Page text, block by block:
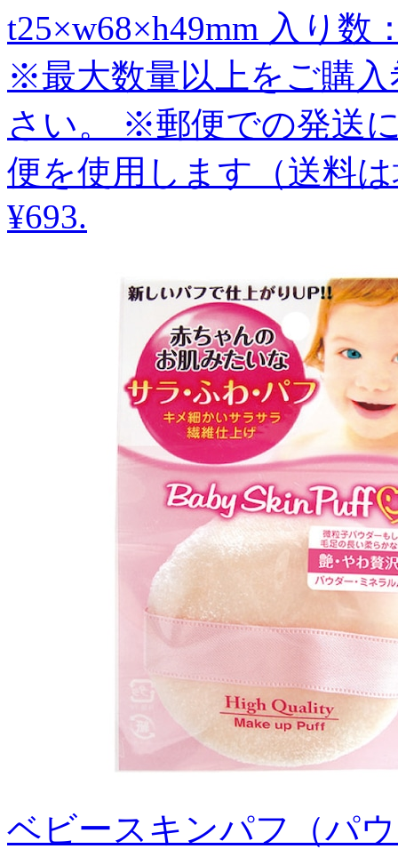
t25×w68×h49mm 入り数
※最大数量以上をご購
さい。 ※郵便での発送
便を使用します（送料
¥693.
ベビースキンパフ（パ